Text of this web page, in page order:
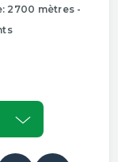
2700 mètres -